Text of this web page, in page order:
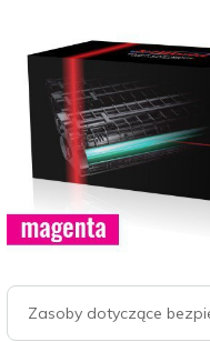
Zasoby dotyczące